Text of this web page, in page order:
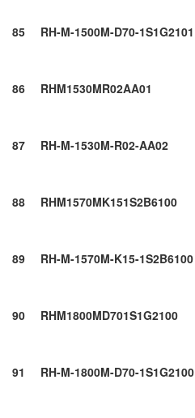
85 RH-M-1500M-D70-1S1G2101
86 RHM1530MR02AA01
87 RH-M-1530M-R02-AA02
88 RHM1570MK151S2B6100
89 RH-M-1570M-K15-1S2B6100
90 RHM1800MD701S1G2100
91 RH-M-1800M-D70-1S1G2100